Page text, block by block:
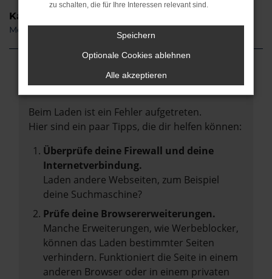
Kategorie
Mercedes-Benz B 180 Gebrauchtwagen Regensburg
Fehler: Network Error
Beim Laden ist ein Fehler aufgetreten.
Hier sind ein paar Tipps, die dir helfen können:
Überprüfe deine Firewall und deine
Internetverbindung.
Laden andere Webseiten, zum Beispiel
deine Suchmaschine?
Prüfe deine Browsererweiterungen.
Manche Erweiterungen, wie Werbeblocker,
können das Laden bestimmter Seiten
verhindern. Funktioniert die Seite in einem
anderen Browser oder in einem privaten
zu schalten, die für Ihre Interessen relevant sind.
Speichern
Optionale Cookies ablehnen
Alle akzeptieren